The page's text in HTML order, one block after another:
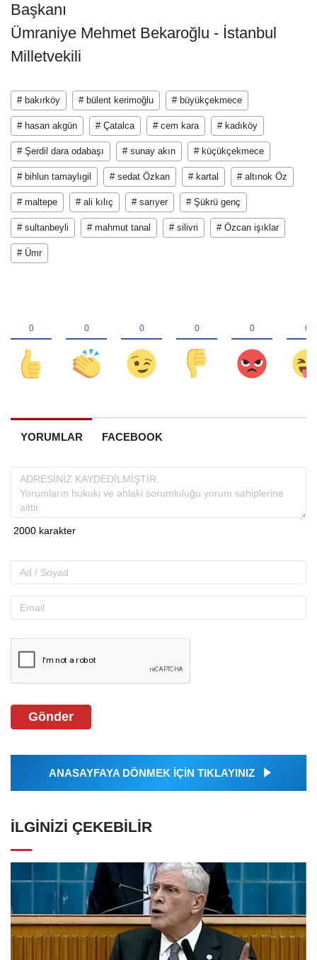
Başkanı
Ümraniye Mehmet Bekaroğlu - İstanbul
Milletvekili
# bakırköy # bülent kerimoğlu # büyükçekmece
# hasan akgün # Çatalca # cem kara # kadıköy
# Şerdil dara odabaşı # sunay akın # küçükçekmece
# bihlun tamaylıgil # sedat Özkan # kartal # altınok Öz
# maltepe # ali kılıç # sarıyer # Şükrü genç
# sultanbeyli # mahmut tanal # silivri # Özcan işıklar
# Ümr
YORUMLAR FACEBOOK
Gönder
ANASAYFAYA DÖNMEK İÇİN TIKLAYINIZ
İLGINIZI ÇEKEBILIR